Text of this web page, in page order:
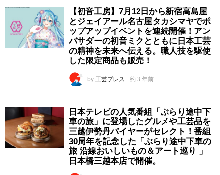
【初音工房】7月12日から新宿高島屋
とジェイアール名古屋タカシマヤでポ
ップアップイベントを連続開催！アン
バサダーの初音ミクとともに日本工芸
の精神を未来へ伝える。職人技を駆使
した限定商品も販売！
by 工芸プレス 約 3 年前
日本テレビの人気番組「ぶらり途中下
車の旅」に登場したグルメや工芸品を
三越伊勢丹バイヤーがセレクト！番組
30周年を記念した「ぶらり途中下車の
旅 沿線おいしいもの＆アート巡り 」
日本橋三越本店で開催。